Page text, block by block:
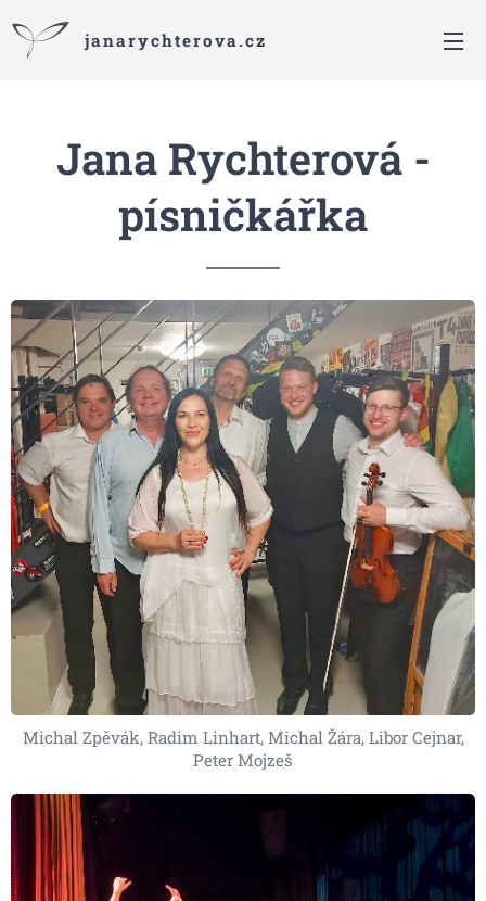
janarychterova.cz
Jana Rychterová -
písničkářka
Michal Zpěvák, Radim Linhart, Michal Žára, Libor Cejnar,
Peter Mojzeš